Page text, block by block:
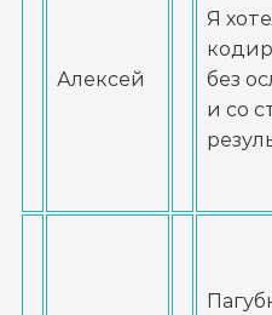
Лечение подросткового
от 1 000 ₽/сеанс
Алексей
Я
без
и со